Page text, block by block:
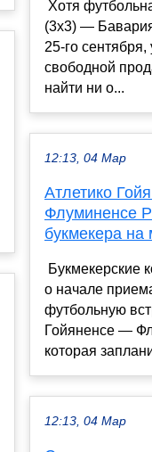
Хотя
(3х3) —
25-го
свободной
найти ни о...
12:13, 04 Мар
Атлетико
Флуминенсе
букмекера на
Букмекерские
о начале
футбольную
Гойяненсе —
которая
12:13, 04 Мар